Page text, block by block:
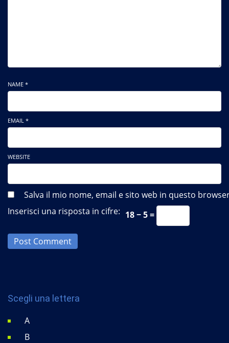
NAME *
EMAIL *
WEBSITE
Salva il mio nome, email e sito web in questo
Inserisci una risposta in cifre: 18 − 5 =
Post Comment
Scegli una lettera
A
B